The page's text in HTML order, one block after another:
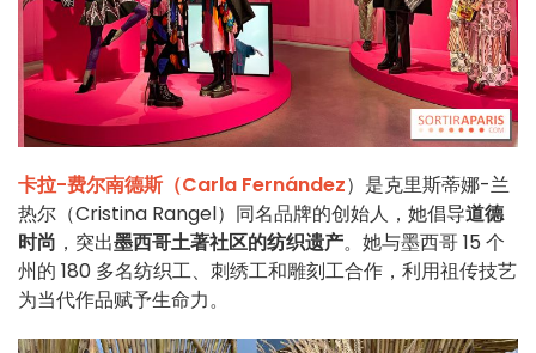
卡拉-费尔南德斯（Carla Fernández）是克里斯蒂娜-兰
热尔（Cristina Rangel）同名品牌的创始人，她倡导道德
时尚 ，突出墨西哥土著社区的纺织遗产。她与墨西哥 15 个
州的 180 多名纺织工、刺绣工和雕刻工合作，利用祖传技艺
为当代作品赋予生命力。